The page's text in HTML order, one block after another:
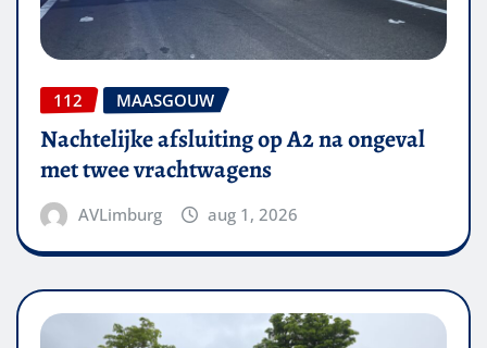
112 MAASGOUW
Nachtelijke afsluiting op A2 na ongeval
met twee vrachtwagens
AVLimburg aug 1, 2026